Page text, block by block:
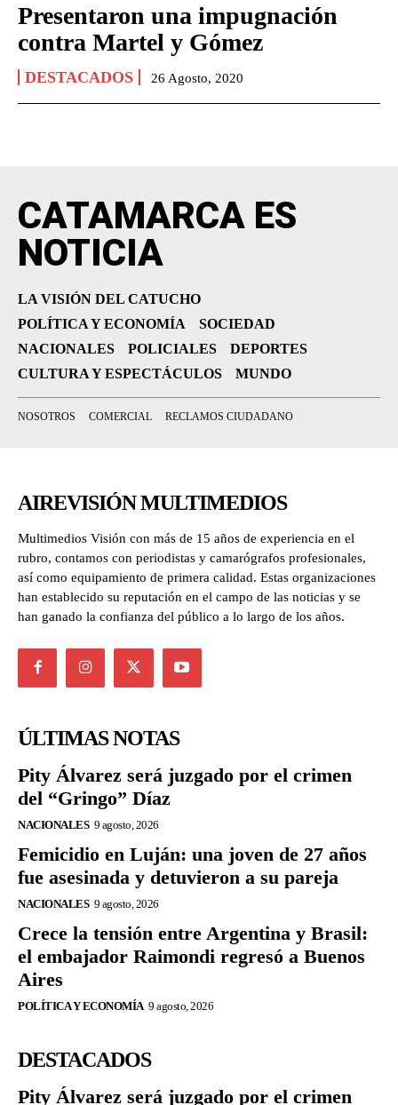
Presentaron una impugnación
contra Martel y Gómez
DESTACADOS 26 Agosto, 2020
CATAMARCA ES
NOTICIA
LA VISIÓN DEL CATUCHO
POLÍTICA Y ECONOMÍA
SOCIEDAD
NACIONALES
POLICIALES
DEPORTES
CULTURA Y ESPECTÁCULOS
MUNDO
NOSOTROS COMERCIAL RECLAMOS CIUDADANO
AIREVISIÓN MULTIMEDIOS
Multimedios Visión con más de 15 años de experiencia en el
rubro, contamos con periodistas y camarógrafos profesionales,
así como equipamiento de primera calidad. Estas organizaciones
han establecido su reputación en el campo de las noticias y se
han ganado la confianza del público a lo largo de los años.
ÚLTIMAS NOTAS
Pity Álvarez será juzgado por el crimen
del “Gringo” Díaz
NACIONALES 9 agosto, 2026
Femicidio en Luján: una joven de 27 años
fue asesinada y detuvieron a su pareja
NACIONALES 9 agosto, 2026
Crece la tensión entre Argentina y Brasil:
el embajador Raimondi regresó a Buenos
Aires
POLÍTICA Y ECONOMÍA 9 agosto, 2026
DESTACADOS
Pity Álvarez será juzgado por el crimen